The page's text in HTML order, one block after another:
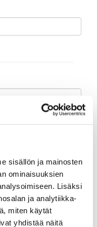
sisällön ja mainosten
ominaisuuksien
Lisäksi
ja analytiikka-
miten käytät
yhdistää näitä